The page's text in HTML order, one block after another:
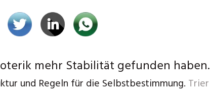
mehr Stabilität gefunden haben.
und Regeln für die Selbstbestimmung. Trier